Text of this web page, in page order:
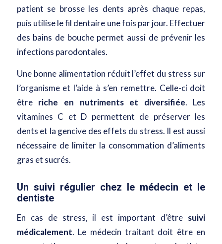
patient se brosse les dents après chaque repas,
puis utilise le fil dentaire une fois par jour. Effectuer
des bains de bouche permet aussi de prévenir les
infections parodontales.
Une bonne alimentation réduit l’effet du stress sur
l’organisme et l’aide à s’en remettre. Celle-ci doit
être riche en nutriments et diversifiée. Les
vitamines C et D permettent de préserver les
dents et la gencive des effets du stress. Il est aussi
nécessaire de limiter la consommation d’aliments
gras et sucrés.
Un suivi régulier chez le médecin et le
dentiste
En cas de stress, il est important d’être suivi
médicalement. Le médecin traitant doit être en